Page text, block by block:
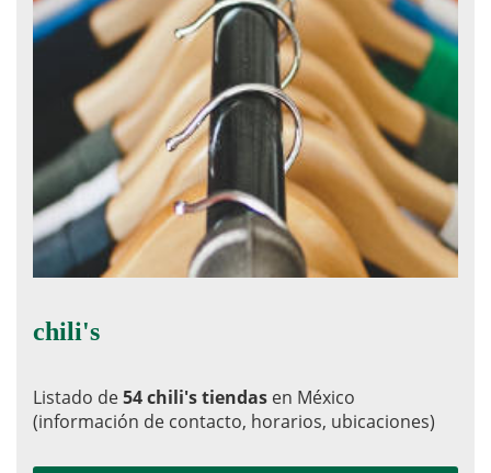
chili's
Listado de54 chili's tiendas en México
(información de contacto, horarios, ubicaciones)